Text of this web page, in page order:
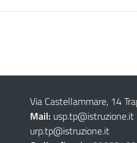
Via Castellammare, 14
Mail: usp.tp@istruzione.it
urp.tp@istruzione.it